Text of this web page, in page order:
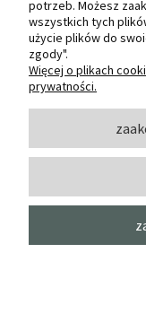
61,00 zł
potrzeb. Możesz
wszystkich tych
użycie plików do
zgody".
Więcej o plikach
prywatności.